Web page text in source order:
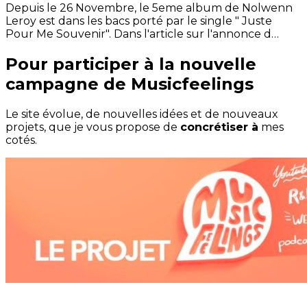
Depuis le 26 Novembre, le 5eme album de Nolwenn
Leroy est dans les bacs porté par le single " Juste
Pour Me Souvenir". Dans l'article sur l'annonce d…
Pour participer à la nouvelle
campagne de Musicfeelings
Le site évolue, de nouvelles idées et de nouveaux
projets, que je vous propose de concrétiser à mes
cotés.